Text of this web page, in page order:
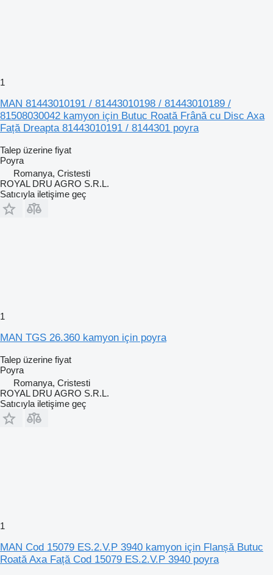
1
MAN 81443010191 / 81443010198 / 81443010189 /
81508030042 kamyon için Butuc Roată Frână cu Disc Axa
Față Dreapta 81443010191 / 8144301 poyra
Talep üzerine fiyat
Poyra
Romanya, Cristesti
ROYAL DRU AGRO S.R.L.
Satıcıyla iletişime geç
1
MAN TGS 26.360 kamyon için poyra
Talep üzerine fiyat
Poyra
Romanya, Cristesti
ROYAL DRU AGRO S.R.L.
Satıcıyla iletişime geç
1
MAN Cod 15079 ES.2.V.P 3940 kamyon için Flanșă Butuc
Roată Axa Față Cod 15079 ES.2.V.P 3940 poyra